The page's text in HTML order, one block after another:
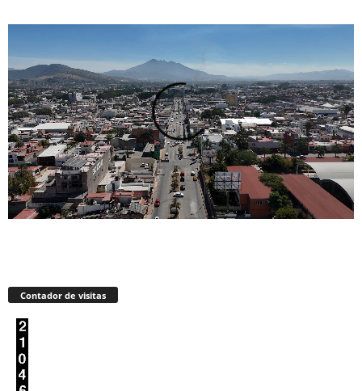
Contador de visitas